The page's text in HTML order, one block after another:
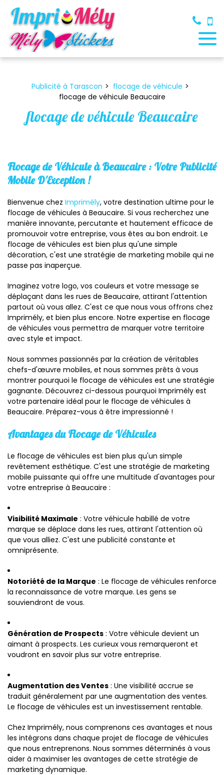
Publicité à Tarascon
flocage de véhicule
flocage de véhicule Beaucaire
flocage de véhicule Beaucaire
Flocage de Véhicule à Beaucaire : Votre Publicité
Mobile D'Exception !
Bienvenue chez Imprimély, votre destination ultime pour le
flocage de véhicules à Beaucaire. Si vous recherchez une
manière innovante, percutante et hautement efficace de
promouvoir votre entreprise, vous êtes au bon endroit. Le
flocage de véhicules est bien plus qu'une simple
décoration, c'est une stratégie de marketing mobile qui ne
passe pas inaperçue.
Imaginez votre logo, vos couleurs et votre message se
déplaçant dans les rues de Beaucaire, attirant l'attention
partout où vous allez. C'est ce que nous vous offrons chez
Imprimély, et bien plus encore. Notre expertise en flocage
de véhicules vous permettra de marquer votre territoire
avec style et impact.
Nous sommes passionnés par la création de véritables
chefs-d'œuvre mobiles, et nous sommes prêts à vous
montrer pourquoi le flocage de véhicules est une stratégie
gagnante. Découvrez ci-dessous pourquoi Imprimély est
votre partenaire idéal pour le flocage de véhicules à
Beaucaire. Préparez-vous à être impressionné !
Avantages du Flocage de Véhicules
Le flocage de véhicules est bien plus qu'un simple
revêtement esthétique. C'est une stratégie de marketing
mobile puissante qui offre une multitude d'avantages pour
votre entreprise à Beaucaire :
Visibilité Maximale : Votre véhicule habillé de votre
marque se déplace dans les rues, attirant l'attention où
que vous alliez. C'est une publicité constante et
omniprésente.
Notoriété de la Marque : Le flocage de véhicules renforce
la reconnaissance de votre marque. Les gens se
souviendront de vous.
Génération de Prospects : Votre véhicule devient un
aimant à prospects. Les curieux vous remarqueront et
voudront en savoir plus sur votre entreprise.
Augmentation des Ventes : Une visibilité accrue se
traduit généralement par une augmentation des ventes.
Le flocage de véhicules est un investissement rentable.
Chez Imprimély, nous comprenons ces avantages et nous
les intégrons dans chaque projet de flocage de véhicules
que nous entreprenons. Nous sommes déterminés à vous
aider à maximiser les avantages de cette stratégie de
marketing dynamique.
Panneau de gestion des cookies